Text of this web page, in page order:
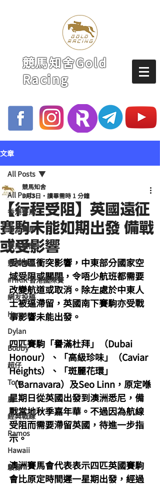
競馬知舍Gold
Racing
文章
All Posts
香港賽馬
海外賽馬
賽馬新聞
競馬磚提
#HKIR 香港國際賽
網友投稿
Homan
Dylan
Bobby
超仔
Tony
鹿
經典戰線
Ramos
Hawaii
駿源
All Posts
【行程受阻】英國遠征
賽駒未能如期出發 備戰
或受影響
競馬知舍
3月3日
讀畢需時 1 分鐘
受地區衝突影響，中東部分國家空
域受限或關閉，令唔少航班都需要
改變航道或取消。除左處於中東人
士被逼滯留，英國南下賽駒亦受戰
事影響未能出發。
四匹賽駒「譽滿杜拜」（Dubai
Honour）、「高級珍味」（Caviar
Heights）、「斑麗花環」
（Barnavara）及Seo Linn，原定喺
星期日從英國出發到澳洲悉尼，備
戰當地秋季嘉年華。不過因為航線
受阻而需要滯留英國，待進一步指
示。
澳洲賽馬會代表表示四匹英國賽駒
會比原定時間遲一星期出發，經過